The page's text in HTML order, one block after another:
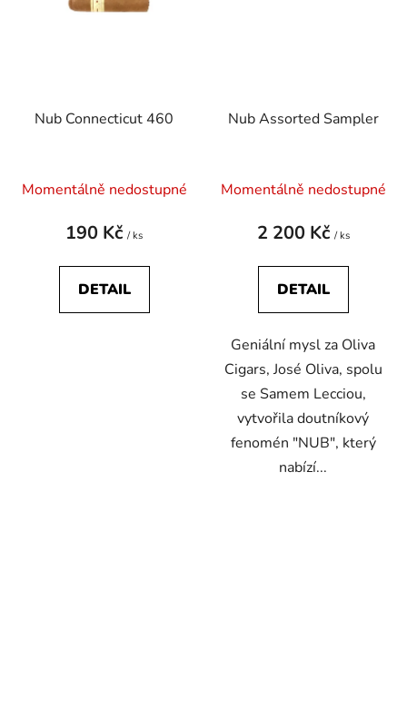
Nub Connecticut 460
hodnocení
produktu
0,0
z
Momentálně nedostupné
190 Kč / ks
DETAIL
Nub Assorted Sampler
Momentálně nedostupné
2 200 Kč / ks
DETAIL
Geniální mysl za Oliva
Cigars, José Oliva, spolu
se Samem Lecciou,
vytvořila doutníkový
fenomén "NUB", který
nabízí...